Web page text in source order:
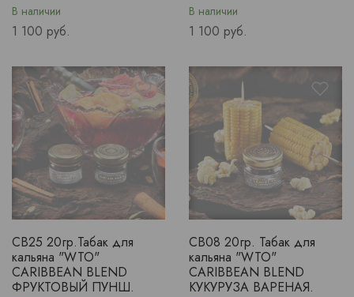
В наличии
Price
1 100 руб.
В наличии
Price
1 100 руб.
CB25 20гр.Табак для
кальяна "WTO"
CARIBBEAN BLEND
ФРУКТОВЫЙ ПУНШ.
CB08 20гр. Табак для
кальяна "WTO"
CARIBBEAN BLEND
КУКУРУЗА ВАРЕНАЯ.